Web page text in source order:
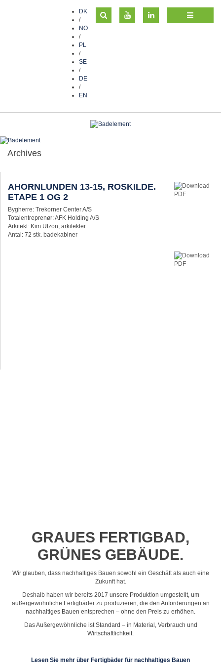
DK
/
NO
/
PL
/
SE
/
DE
/
EN
Archives
AHORNLUNDEN 13-15, ROSKILDE.
ETAPE 1 OG 2
Bygherre: Trekorner Center A/S
Totalentreprenør: AFK Holding A/S
Arkitekt: Kim Utzon, arkitekter
Antal: 72 stk. badekabiner
GRAUES FERTIGBAD,
GRÜNES GEBÄUDE.
Wir glauben, dass nachhaltiges Bauen sowohl ein Geschäft als auch eine
Zukunft hat.
Deshalb haben wir bereits 2017 unsere Produktion umgestellt, um
außergewöhnliche Fertigbäder zu produzieren, die den Anforderungen an
nachhaltiges Bauen entsprechen – ohne den Preis zu erhöhen.
Das Außergewöhnliche ist Standard – in Material, Verbrauch und
Wirtschaftlichkeit.
Lesen Sie mehr über Fertigbäder für nachhaltiges Bauen